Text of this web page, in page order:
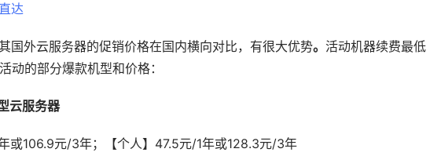
达
国外云服务器的促销价格在国内横向对比，有很大优势。 活动机器续费最低
动的部分爆款机型和价格：
云服务器
或106.9元/3年；【个人】47.5元/1年或128.3元/3年